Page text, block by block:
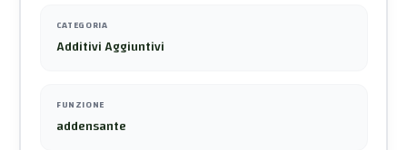
CATEGORIA
Additivi Aggiuntivi
FUNZIONE
addensante